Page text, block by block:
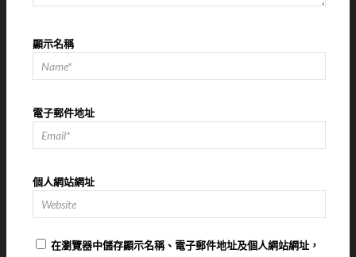
顯示名稱
電子郵件地址
個人網站網址
在瀏覽器中儲存顯示名稱、電子郵件地址及個人網站網址，